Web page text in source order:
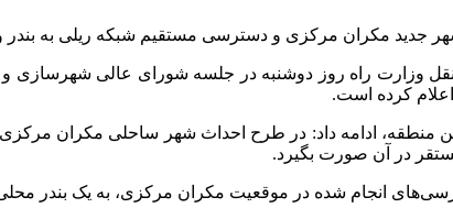
جدید مکران مرکزی و دسترسی مستقیم شبکه ریلی به بندر و
وزارت راه روز دوشنبه در جلسه شورای عالی
کرده است.
منطقه، ادامه داد: در طرح احداث شهر ساحلی مکران
در آن صورت بگیرد.
شده در موقعیت مکران مرکزی، به یک بندر محلی با قابلیت